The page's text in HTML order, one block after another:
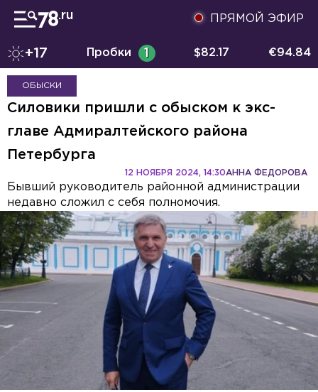
ПРЯМОЙ ЭФИР
+17 Пробки 1 $82.17 €94.84
ОБЫСКИ
Силовики пришли с обыском к экс-
главе Адмиралтейского района
Петербурга
АННА ФЕДОРОВА
12 НОЯБРЯ 2024, 14:30
Бывший руководитель районной администрации
недавно сложил с себя полномочия.